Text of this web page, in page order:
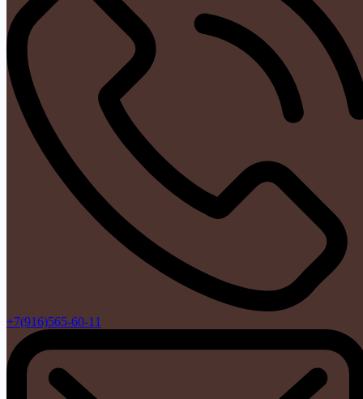
+7(916)565-60-11